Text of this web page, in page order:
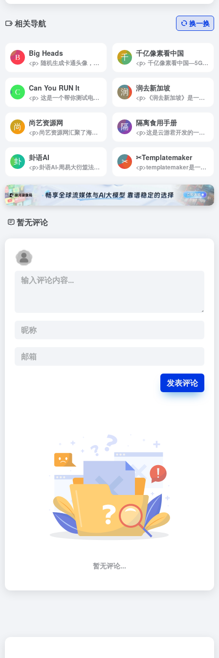
相关导航 换一换
Big Heads
<p> 随机生成卡通头像，不用繁琐的操作，就可以在这个网站里随机生成出N多卡通头像，你也可以进一步精雕细琢，创作出属于自己的个性头像！ </p>
千亿像素看中国
<p> 千亿像素看中国—5G城市名片，结合千亿像素超高清实景 VR 提供全新的震撼视觉。 </p>
Can You RUN It
<p> 这是一个帮你测试电脑性能，查看能不能运行你想玩的游戏的网站，它的数据库中拥有超过 8500 款游戏，只需要选择你想要玩的游戏，点击“你能运行它吗？”就会自动下载一个测试程序，等待片刻就会告诉你：你的电脑能运行它吗？ </p>
润去新加坡
<p>《润去新加坡》是一份由网友整理的实用指南，专注于提供有关移居新加坡的注意事项和详细建议。这份指南涵盖了从准备工作到日常生活的多个方面，包括移居前的规划、教育选择、身份办理、住房及居住环境、生活成本与便利性，以及摄影爱好者特别关注的无人机使用等内容。</p><p>新加坡作为一个多元文化的发达国家，拥有独特的优势。例如，社会治安良好，全年气候温暖稳定，适合家庭育儿，生活便利且效率高。这些特点使得新加坡成为许多人考虑移居的理想选择。然而，这里也有其局限性，比如国土面积小、经济抗风险能力较低，以及相对单调的生活节奏等，这些都可能成为潜在的适应挑战。</p><p>这份指南强调，无论是换工作还是移居到另一个国家，都会面临利弊权衡。新加坡并非完美，但其独特的优点足以吸引许多人前往发展。对于有兴趣移居新加坡的人，这份教程提供了详尽的信息和实用建议，是了解和规划移居生活的宝贵参考。</p><img decoding="async" data-src="//www.40000.net/wp-content/uploads/2024/12/20241215075411-675e8b23b8117.webp" src="https://www.40000.net/wp-content/themes/onenav/images/t.png" alt="润去新加坡">
尚艺资源网
<p>尚艺资源网汇聚了海量网络资源涵盖网站源码,破解软件,游戏源码,创业课程,小活动线报,影视音乐,设计素材等综合资源供下载学习</p>
隔离食用手册
<p>这是云游君开发的一个非常实用的做饭小工具！打开网站就能看到一些常用的食材原材料和厨具，自行选择食材、主食、厨具后，下方就会出现相关的菜谱，点击即可直达B站制作教学视频。</p><p>如果你连中午饭和晚饭吃什么都烦恼的话，网站还提供了随机器，随机安排上你的下一顿菜单，还会附上视频链接，彻底解决“中午/晚上吃啥”的千古难题！</p><img decoding="async" data-src="//www.40000.net/wp-content/uploads/2024/12/20241215075729-675e8be90a2fc.png" src="https://www.40000.net/wp-content/themes/onenav/images/t.png" alt="隔离食用手册"><p>另外，这是一个开源项目，源码在github上公开，如果你有少许的编程能力，可以将它部署到自己的服务器上。</p>
卦语AI
<p>卦语AI-周易大衍筮法起卦是一款融合传统与现代的免费在线AI占卜工具，为用户提供了一种全新的方式来体验和理解周易的智慧。这一平台结合大语言模型技术和周易卜筮方法，不仅让古老的占卜文化变得易于理解和应用，还能将其与现代生活紧密相连。对于希望在日常生活中获得传统文化指引的用户来说，这是一个值得一试的平台。</p><p>详细介绍：</p><p>卦语AI-周易大衍筮法起卦将传统的周易卜筮方法与先进的AI技术相结合，创造了一种创新的占卜体验。该工具基于大语言模型，能够解读并生成详细的卦象分析，帮助用户探索周易的深意。用户只需输入相关问题或情境，AI便会通过大衍筮法自动生成对应的卦象，提供智能化的解读和建议，让用户更容易在复杂的卦象中找到方向。</p><p>卦语AI在设计时充分考虑了古今结合的理念。平台以现代科技为桥梁，让用户既能享受便捷的占卜体验，又能领略到周易文化的深刻内涵。随着技术的进步，平台还将逐步增加对更多卜筮方法的支持，力求更丰富地还原和呈现中华文化的神韵。这种将传统文化与前沿科技结合的方式，不仅有助于文化传承，也让传统占卜融入现代生活，为用户提供实用的参考。</p><img decoding="async" data-src="//www.40000.net/wp-content/uploads/2024/12/20241215075606-675e8b961f104.webp" src="https://www.40000.net/wp-content/themes/onenav/images/t.png" alt="卦语AI">
✂Templatemaker ︎
<p>templatemaker是一个提供在线免费纸盒模型下载和制作方法的网站，旨在帮助用户轻松制作各种纸盒。该平台的纸盒种类繁多，涵盖了从简单的礼品盒到复杂的包装设计，满足不同需求的用户。制作这些纸盒所需的原材料非常简单，仅需剪刀、硬纸板和胶水，便可以开始创作。</p><p>在templatemaker上，用户可以免费创建和下载自定义尺寸的纸艺和包装模板。网站提供了多种模板类型，适用于纸工艺、包装、包装设计、学习材料以及装饰等多个领域。无论是想要为特别的场合制作独特的礼物包装，还是需要设计学习材料的教师，templatemaker都能提供丰富的资源和灵感。此外，用户无需注册即可直接使用和下载模板，极大地方便了用户的体验。</p><p>推荐使用templatemaker的理由在于，它不仅提供了丰富的纸盒设计选择，还鼓励用户发挥创意，制作个性化的纸艺作品。无论是家庭手工爱好者、学生还是教师，都能在这个平台上找到适合自己的项目。通过简单的操作和易于理解的制作方法，用户可以在家中享受DIY的乐趣，创造出独特的纸盒作品。</p><p>总之，templatemaker是一个理想的在线资源，适合所有对纸艺和包装设计感兴趣的人。无论是初学者还是经验丰富的手工艺者，都能在这里找到灵感和实用的工具，轻松实现自己的创意。</p><img decoding="async" data-src="//www.40000.net/wp-content/uploads/2024/12/20241215075505-675e8b59b286c.webp" src="https://www.40000.net/wp-content/themes/onenav/images/t.png" alt="✂Templatemaker ︎">
暂无评论
发表评论
暂无评论...